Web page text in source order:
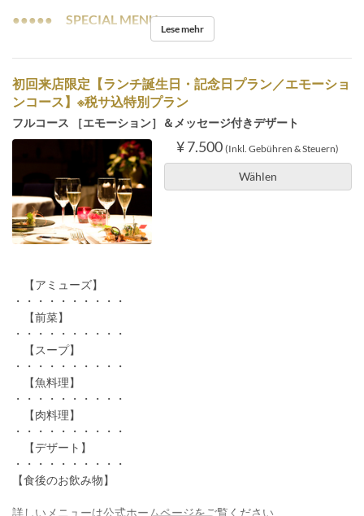
●●●●● SPECIAL MENU ●●●●●
Lese mehr
初回来店限定【ランチ誕生日・記念日プラン／エモーショ
ンコース】※税サ込特別プラン
フルコース ［エモーション］＆メッセージ付きデザート
¥ 7.500 (Inkl. Gebühren & Steuern)
Wählen
【アミューズ】
・・・・・・・・・・
【前菜】
・・・・・・・・・・
【スープ】
・・・・・・・・・・
【魚料理】
・・・・・・・・・・
【肉料理】
・・・・・・・・・・
【デザート】
・・・・・・・・・・
【食後のお飲み物】
詳しいメニューは公式ホームページをご覧ください